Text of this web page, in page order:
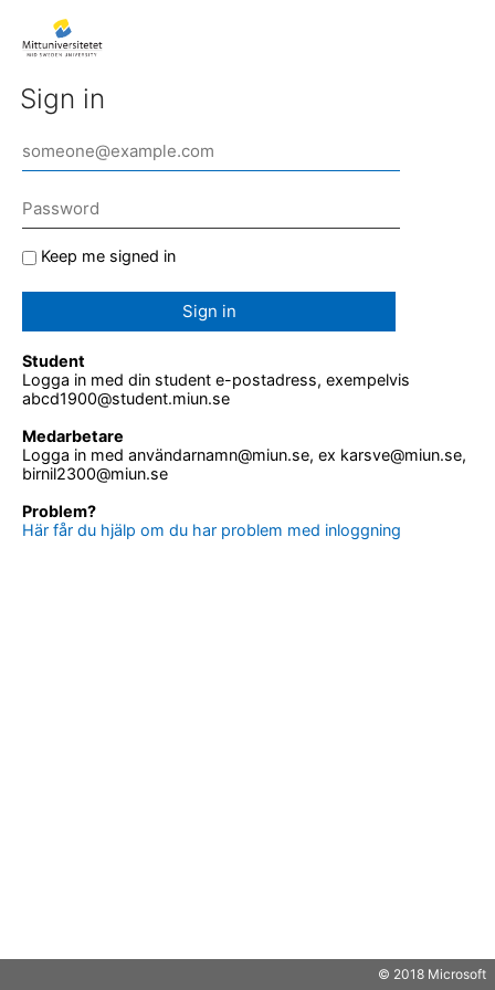
Sign in
Keep me signed in
Sign in
Student
Logga in med din student e-postadress, exempelvis
abcd1900@student.miun.se
Medarbetare
Logga in med användarnamn@miun.se, ex karsve@miun.se,
birnil2300@miun.se
Problem?
Här får du hjälp om du har problem med inloggning
© 2018 Microsoft